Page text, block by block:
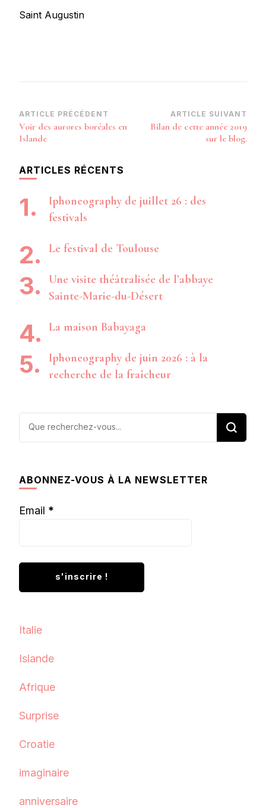
Saint Augustin
Navigation
d’article
ARTICLE PRÉCÉDENT
Voir des aurores boréales en
Islande
ARTICLE SUIVANT
Bilan de cette année 2019
sur le blog.
ARTICLES RÉCENTS
Iphoneography de juillet 26 : des
festivals
Le festival de Toulouse
Une visite théâtralisée de l’abbaye
Sainte-Marie-du-Désert
La maison Babayaga
Iphoneography de juin 2026 : à la
recherche de la fraîcheur
Vous
ABONNEZ-VOUS À LA NEWSLETTER
Email *
Italie
Islande
Afrique
Surprise
Croatie
imaginaire
anniversaire